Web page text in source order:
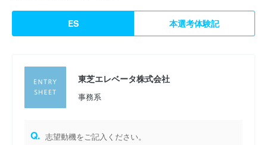
ES 本選考体験記
東芝エレベータ株式会社
事務系
Q. 志望動機をご記入ください。